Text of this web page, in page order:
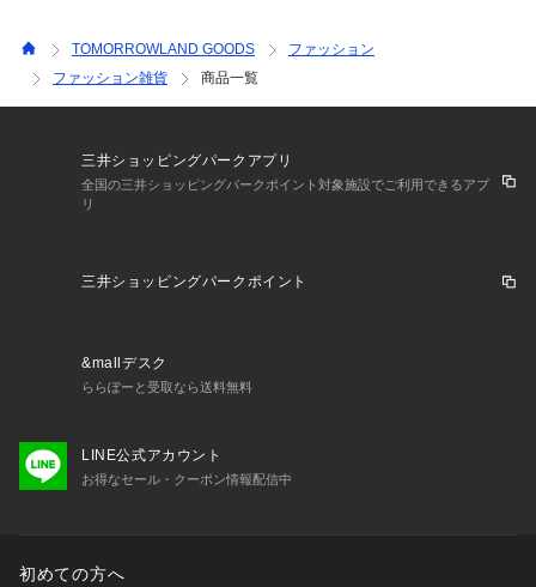
TOMORROWLAND GOODS
ファッション
ファッション雑貨
商品一覧
三井ショッピングパークアプリ
全国の三井ショッピングパークポイント対象施設でご利用できるアプ
リ
三井ショッピングパークポイント
&mallデスク
ららぽーと受取なら送料無料
LINE公式アカウント
お得なセール・クーポン情報配信中
初めての方へ